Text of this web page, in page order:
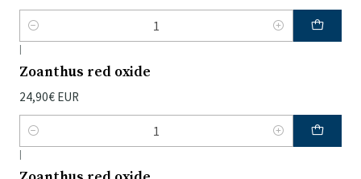
Quantidade
|
Zoanthus red oxide
24,90€ EUR
Quantidade
|